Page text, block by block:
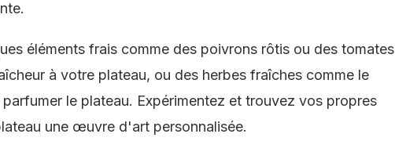
éléments frais comme des poivrons rôtis ou des tomates
à votre plateau, ou des herbes fraîches comme le
le plateau. Expérimentez et trouvez vos propres
une œuvre d'art personnalisée.